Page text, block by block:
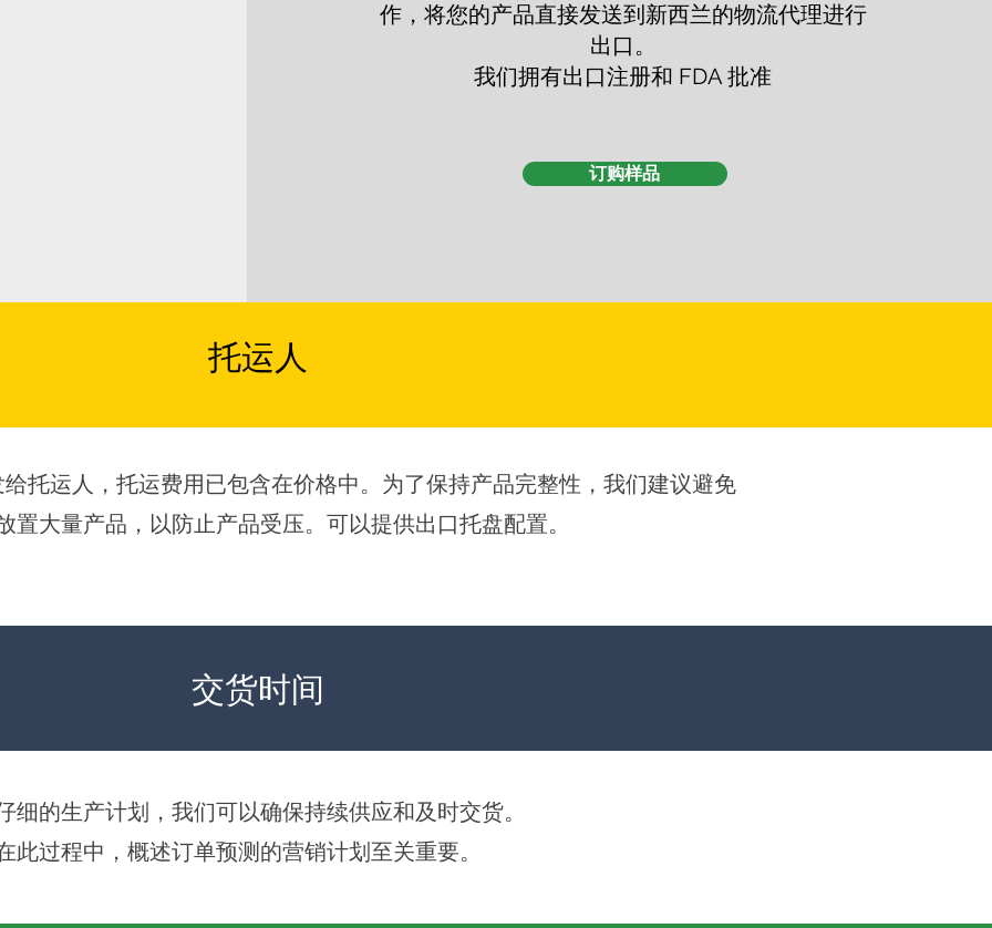
作，将您的产品直接发送到新西兰的物流代理进行
出口。
我们拥有出口注册和 FDA 批准
订购样品
托运人
托运人，托运费用已包含在价格中。为了保持产品完整性，我们建议避免
置大量产品，以防止产品受压。可以提供出口托盘配置。
交货时间
细的生产计划，我们可以确保持续供应和及时交货。
此过程中，概述订单预测的营销计划至关重要。